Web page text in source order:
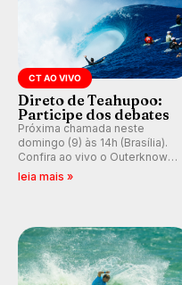
CT AO VIVO
Direto de Teahupoo:
Participe dos debates
Próxima chamada neste
domingo (9) às 14h (Brasília).
Confira ao vivo o Outerknown
Tahiti Pro 2026 e participe dos
leia mais »